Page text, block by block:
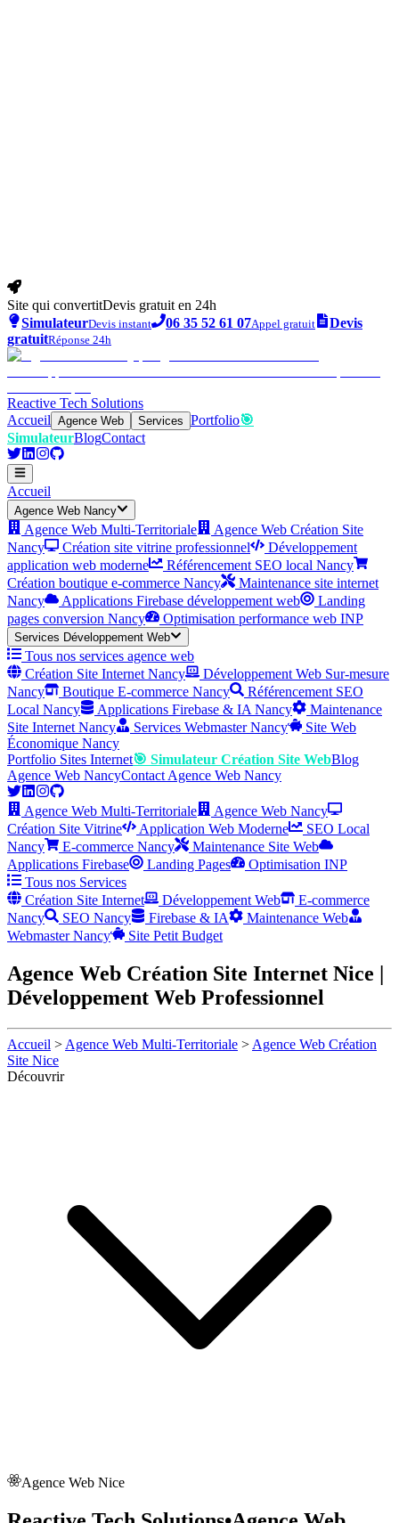
Site qui convertitDevis gratuit en 24h
SimulateurDevis instant 06 35 52 61 07Appel gratuit
Devis
gratuitRéponse 24h
Reactive Tech Solutions
Accueil Agence Web Services Portfolio🎯
SimulateurBlogContact
Accueil
Agence Web Nancy
Agence Web Multi-Territoriale
Agence Web Création Site
Nancy
Création site vitrine professionnel
Développement
application web moderne
Référencement SEO local Nancy
Création boutique e-commerce Nancy
Maintenance site internet
Nancy
Applications Firebase développement web
Landing
pages conversion Nancy
Optimisation performance web INP
Services Développement Web
Tous nos services agence web
Création Site Internet Nancy
Développement Web Sur-mesure
Nancy
Boutique E-commerce Nancy
Référencement SEO
Local Nancy
Applications Firebase & IA Nancy
Maintenance
Site Internet Nancy
Services Webmaster Nancy
Site Web
Économique Nancy
Portfolio Sites Internet🎯 Simulateur Création Site WebBlog
Agence Web NancyContact Agence Web Nancy
Agence Web Multi-Territoriale
Agence Web Nancy
Création Site Vitrine
Application Web Moderne
SEO Local
Nancy
E-commerce Nancy
Maintenance Site Web
Applications Firebase
Landing Pages
Optimisation INP
Tous nos Services
Création Site Internet
Développement Web
E-commerce
Nancy
SEO Nancy Firebase & IA
Maintenance Web
Webmaster Nancy
Site Petit Budget
Agence Web Création Site Internet Nice |
Développement Web Professionnel
Accueil > Agence Web Multi-Territoriale > Agence Web Création
Site Nice
Découvrir
Agence Web Nice